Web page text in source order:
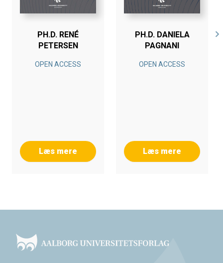
PH.D. RENÉ
PETERSEN
OPEN ACCESS
Læs mere
PH.D. DANIELA
PAGNANI
OPEN ACCESS
Læs mere